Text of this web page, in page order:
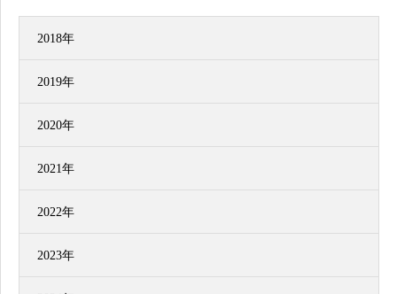
2018年
2019年
2020年
2021年
2022年
2023年